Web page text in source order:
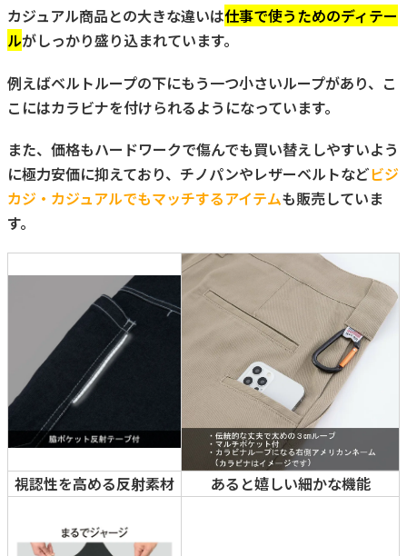
カジュアル商品との大きな違いは仕事で使うためのディテー
ルがしっかり盛り込まれています。
例えばベルトループの下にもう一つ小さいループがあり、こ
こにはカラビナを付けられるようになっています。
また、価格もハードワークで傷んでも買い替えしやすいよう
に極力安価に抑えており、チノパンやレザーベルトなどビジ
カジ・カジュアルでもマッチするアイテムも販売していま
す。
視認性を高める反射素材 あると嬉しい細かな機能